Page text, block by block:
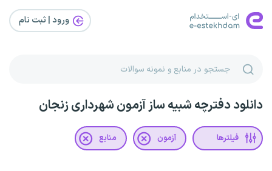
ورود | ثبت‌ نام
دانلود دفترچه شبیه ساز آزمون شهرداری زنجان
فیلترها آزمون منابع